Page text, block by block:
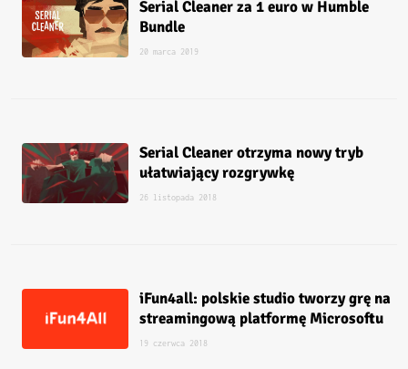
Serial Cleaner za 1 euro w Humble
Bundle
20 marca 2019
Serial Cleaner otrzyma nowy tryb
ułatwiający rozgrywkę
26 listopada 2018
iFun4all: polskie studio tworzy grę na
streamingową platformę Microsoftu
19 czerwca 2018